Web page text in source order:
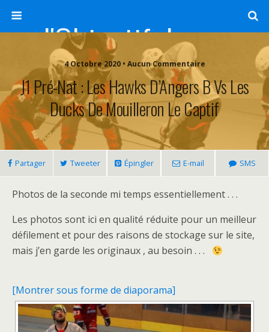
l'Objectif de Clairette
4 Octobre 2020 • Aucun Commentaire
J1 Pré-Nat : Les Hawks D’Angers B Vs Les
Ducks De Mouilleron Le Captif
Partager Tweeter Épingler E-mail SMS
Photos de la seconde mi temps essentiellement . . .
Les photos sont ici en qualité réduite pour un meilleur
défilement et pour des raisons de stockage sur le site,
mais j’en garde les originaux , au besoin . . .
[Montrer sous forme de diaporama]